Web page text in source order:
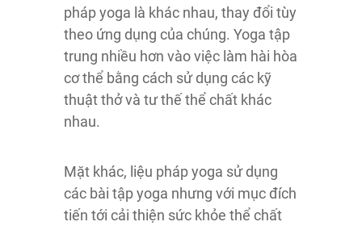
pháp yoga là khác nhau, thay đổi tùy
theo ứng dụng của chúng. Yoga tập
trung nhiều hơn vào việc làm hài hòa
cơ thể bằng cách sử dụng các kỹ
thuật thở và tư thế thể chất khác
nhau.
Mặt khác, liệu pháp yoga sử dụng
các bài tập yoga nhưng với mục đích
tiến tới cải thiện sức khỏe thể chất